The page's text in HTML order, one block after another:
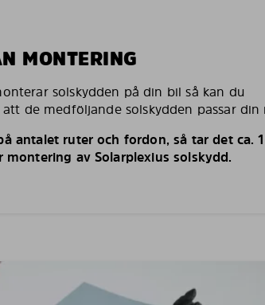
MONTERING
solskydden på din bil så kan du
de medföljande solskydden passar din
antalet ruter och fordon, så tar det ca.
montering av Solarplexius solskydd.